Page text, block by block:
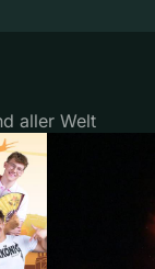
aller Welt